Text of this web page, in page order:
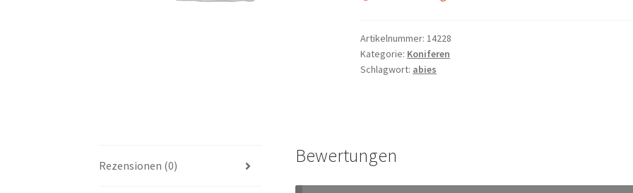
Artikelnummer:14228
Kategorie: Koniferen
Schlagwort: abies
Rezensionen (0) Bewertungen